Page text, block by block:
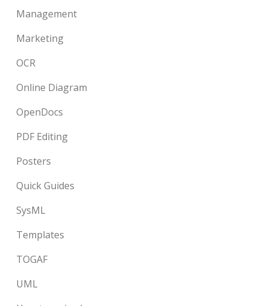
Management
Marketing
OCR
Online Diagram
OpenDocs
PDF Editing
Posters
Quick Guides
SysML
Templates
TOGAF
UML